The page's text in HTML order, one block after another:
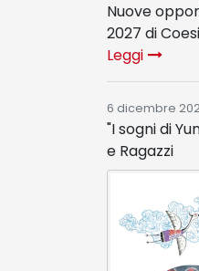
Nuove
2027 di
Leggi
6 dicembre
"I sogni di
e Ragazzi